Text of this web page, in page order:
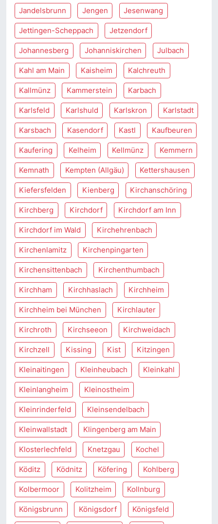
Jandelsbrunn Jengen Jesenwang
Jettingen-Scheppach Jetzendorf
Johannesberg Johanniskirchen Julbach
Kahl am Main Kaisheim Kalchreuth
Kallmünz Kammerstein Karbach
Karlsfeld Karlshuld Karlskron Karlstadt
Karsbach Kasendorf Kastl Kaufbeuren
Kaufering Kelheim Kellmünz Kemmern
Kemnath Kempten (Allgäu) Kettershausen
Kiefersfelden Kienberg Kirchanschöring
Kirchberg Kirchdorf Kirchdorf am Inn
Kirchdorf im Wald Kirchehrenbach
Kirchenlamitz Kirchenpingarten
Kirchensittenbach Kirchenthumbach
Kirchham Kirchhaslach Kirchheim
Kirchheim bei München Kirchlauter
Kirchroth Kirchseeon Kirchweidach
Kirchzell Kissing Kist Kitzingen
Kleinaitingen Kleinheubach Kleinkahl
Kleinlangheim Kleinostheim
Kleinrinderfeld Kleinsendelbach
Kleinwallstadt Klingenberg am Main
Klosterlechfeld Knetzgau Kochel
Köditz Ködnitz Köfering Kohlberg
Kolbermoor Kolitzheim Kollnburg
Königsbrunn Königsdorf Königsfeld